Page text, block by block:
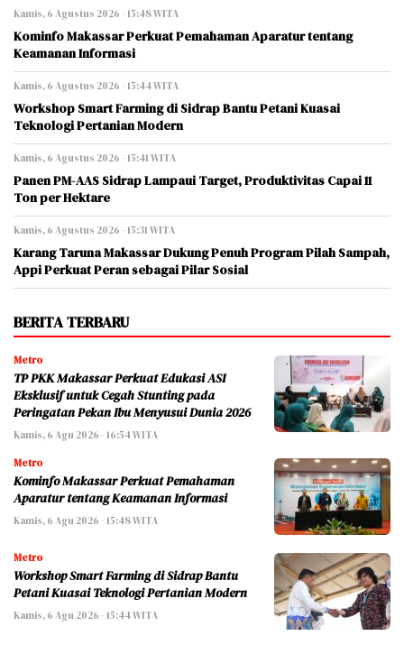
Kamis, 6 Agustus 2026 - 15:48 WITA
Kominfo Makassar Perkuat Pemahaman Aparatur tentang
Keamanan Informasi
Kamis, 6 Agustus 2026 - 15:44 WITA
Workshop Smart Farming di Sidrap Bantu Petani Kuasai
Teknologi Pertanian Modern
Kamis, 6 Agustus 2026 - 15:41 WITA
Panen PM-AAS Sidrap Lampaui Target, Produktivitas Capai 11
Ton per Hektare
Kamis, 6 Agustus 2026 - 15:31 WITA
Karang Taruna Makassar Dukung Penuh Program Pilah Sampah,
Appi Perkuat Peran sebagai Pilar Sosial
BERITA TERBARU
Metro
TP PKK Makassar Perkuat Edukasi ASI
Eksklusif untuk Cegah Stunting pada
Peringatan Pekan Ibu Menyusui Dunia 2026
Kamis, 6 Agu 2026 - 16:54 WITA
Metro
Kominfo Makassar Perkuat Pemahaman
Aparatur tentang Keamanan Informasi
Kamis, 6 Agu 2026 - 15:48 WITA
Metro
Workshop Smart Farming di Sidrap Bantu
Petani Kuasai Teknologi Pertanian Modern
Kamis, 6 Agu 2026 - 15:44 WITA